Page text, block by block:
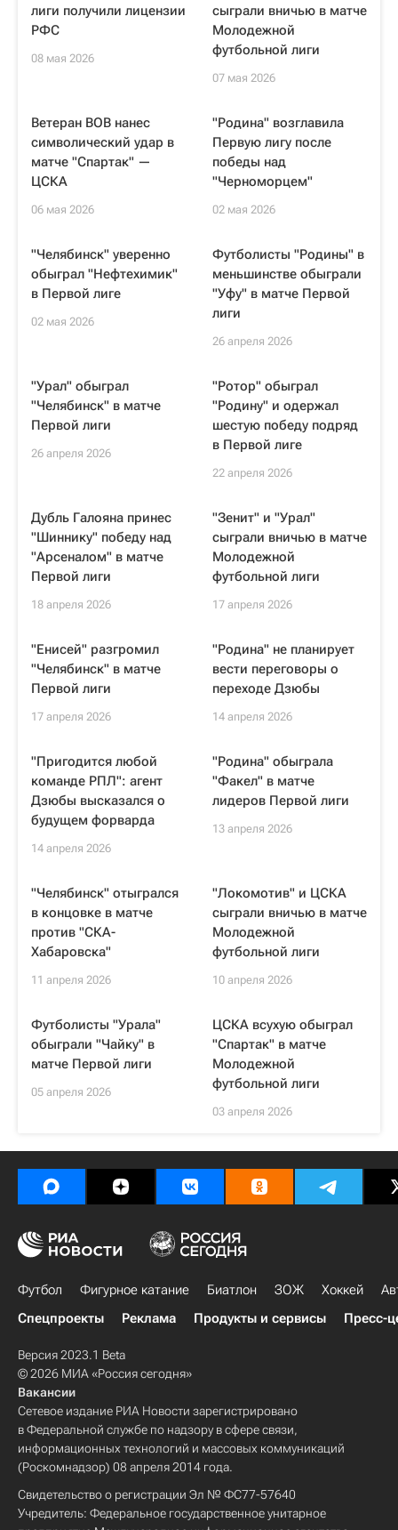
лиги получили лицензии
РФС
08 мая 2026
сыграли вничью в матче
Молодежной
футбольной лиги
07 мая 2026
Ветеран ВОВ нанес
символический удар в
матче "Спартак" —
ЦСКА
06 мая 2026
"Родина" возглавила
Первую лигу после
победы над
"Черноморцем"
02 мая 2026
"Челябинск" уверенно
обыграл "Нефтехимик"
в Первой лиге
02 мая 2026
Футболисты "Родины" в
меньшинстве обыграли
"Уфу" в матче Первой
лиги
26 апреля 2026
"Урал" обыграл
"Челябинск" в матче
Первой лиги
26 апреля 2026
"Ротор" обыграл
"Родину" и одержал
шестую победу подряд
в Первой лиге
22 апреля 2026
Дубль Галояна принес
"Шиннику" победу над
"Арсеналом" в матче
Первой лиги
18 апреля 2026
"Зенит" и "Урал"
сыграли вничью в матче
Молодежной
футбольной лиги
17 апреля 2026
"Енисей" разгромил
"Челябинск" в матче
Первой лиги
17 апреля 2026
"Родина" не планирует
вести переговоры о
переходе Дзюбы
14 апреля 2026
"Пригодится любой
команде РПЛ": агент
Дзюбы высказался о
будущем форварда
14 апреля 2026
"Родина" обыграла
"Факел" в матче
лидеров Первой лиги
13 апреля 2026
"Челябинск" отыгрался
в концовке в матче
против "СКА-
Хабаровска"
11 апреля 2026
"Локомотив" и ЦСКА
сыграли вничью в матче
Молодежной
футбольной лиги
10 апреля 2026
Футболисты "Урала"
обыграли "Чайку" в
матче Первой лиги
05 апреля 2026
ЦСКА всухую обыграл
"Спартак" в матче
Молодежной
футбольной лиги
03 апреля 2026
Футбол Фигурное катание Биатлон ЗОЖ Хоккей
Спецпроекты
Реклама Продукты и сервисы Пресс-
Версия 2023.1 Beta
© 2026 МИА «Россия сегодня»
Вакансии
Сетевое издание РИА Новости зарегистрировано
в Федеральной службе по надзору в сфере связи,
информационных технологий и массовых коммуникаций
(Роскомнадзор) 08 апреля 2014 года.
Свидетельство о регистрации Эл № ФС77-57640
Учредитель: Федеральное государственное унитарное